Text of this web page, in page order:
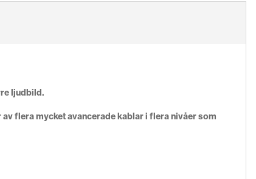
ljudbild.
flera mycket avancerade kablar i flera nivåer som